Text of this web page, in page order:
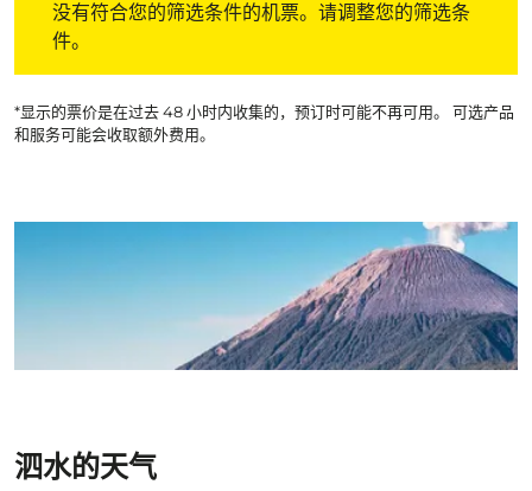
没有符合您的筛选条件的机票。请调整您的筛选条
件。
*显示的票价是在过去 48 小时内收集的，预订时可能不再可用。 可选产品
和服务可能会收取额外费用。
泗水的天气